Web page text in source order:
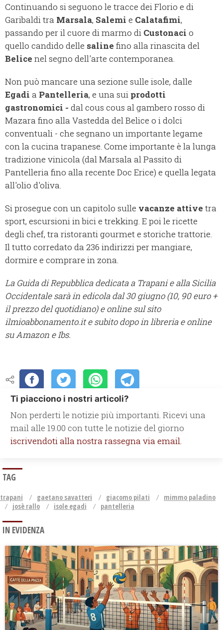
Continuando si seguono le tracce dei Florio e di
Garibaldi tra Marsala, Salemi e Calatafimi,
passando per il cuore di marmo di Custonaci o
quello candido delle saline fino alla rinascita del
Belice nel segno dell'arte contemporanea.
Non può mancare una sezione sulle isole, dalle
Egadi a Pantelleria, e una sui prodotti
gastronomici - dal cous cous al gambero rosso di
Mazara fino alla Vastedda del Belice o i dolci
conventuali - che segnano un importante legame
con la cucina trapanese. Come importante è la lunga
tradizione vinicola (dal Marsala al Passito di
Pantelleria fino alla recente Doc Erice) e quella legata
all'olio d'oliva.
Si prosegue con un capitolo sulle vacanze attive tra
sport, escursioni in bici e trekking. E poi le ricette
degli chef, tra ristoranti gourmet e storiche trattorie.
Il tutto corredato da 236 indirizzi per mangiare,
dormire e comprare in zona.
La Guida di Repubblica dedicata a Trapani e alla Sicilia
Occidentale sarà in edicola dal 30 giugno (10, 90 euro +
il prezzo del quotidiano) e online sul sito
ilmioabbonamento.it e subito dopo in libreria e online
su Amazon e Ibs.
Ti piacciono i nostri articoli?
Non perderti le notizie più importanti. Ricevi una
mail alle 19.00 con tutte le notizie del giorno
iscrivendoti alla nostra rassegna via email.
TAG
trapani gaetano savatteri giacomo pilati
mimmo paladino
josè rallo
isole egadi pantelleria
IN EVIDENZA